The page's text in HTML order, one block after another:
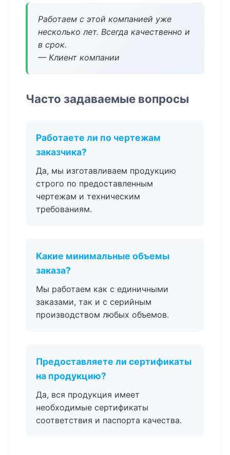
Работаем с этой компанией уже
несколько лет. Всегда качественно и
в срок.
— Клиент компании
Часто задаваемые вопросы
Работаете ли по чертежам
заказчика?
Да, мы изготавливаем продукцию
строго по предоставленным
чертежам и техническим
требованиям.
Какие минимальные объемы
заказа?
Мы работаем как с единичными
заказами, так и с серийным
производством любых объемов.
Предоставляете ли сертификаты
на продукцию?
Да, вся продукция имеет
необходимые сертификаты
соответствия и паспорта качества.